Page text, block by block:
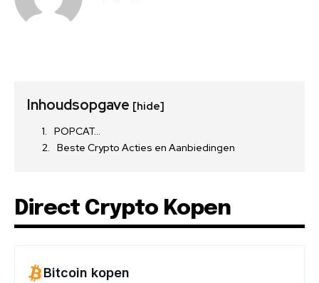
Inhoudsopgave [hide]
POPCAT…
Beste Crypto Acties en Aanbiedingen
Direct Crypto Kopen